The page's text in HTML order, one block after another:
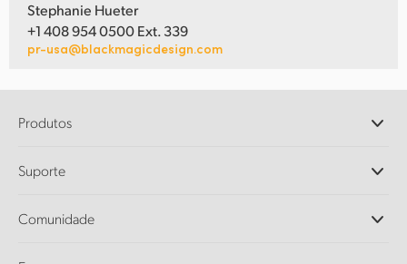
Stephanie Hueter
+1 408 954 0500 Ext. 339
pr-usa@blackmagicdesign.com
Produtos
DaVinci Resolve e Fusion
Ultimatte
Suporte
Central de Suporte Técnico
Comunidade